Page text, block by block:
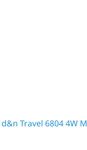
d&n Travel 6804 4W M